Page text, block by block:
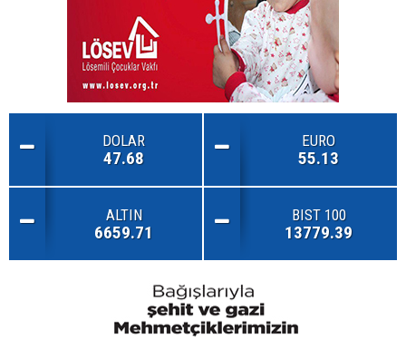
DOLAR
47.68
EURO
55.13
ALTIN
6659.71
BIST 100
13779.39